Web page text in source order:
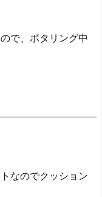
で、ポタリング中
なのでクッション